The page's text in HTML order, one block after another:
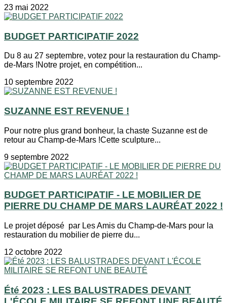
23 mai 2022
BUDGET PARTICIPATIF 2022
Du 8 au 27 septembre, votez pour la restauration du Champ-
de-Mars !Notre projet, en compétition...
10 septembre 2022
SUZANNE EST REVENUE !
Pour notre plus grand bonheur, la chaste Suzanne est de
retour au Champ-de-Mars !Cette sculpture...
9 septembre 2022
BUDGET PARTICIPATIF - LE MOBILIER DE
PIERRE DU CHAMP DE MARS LAURÉAT 2022 !
Le projet déposé par Les Amis du Champ-de-Mars pour la
restauration du mobilier de pierre du...
12 octobre 2022
Été 2023 : LES BALUSTRADES DEVANT